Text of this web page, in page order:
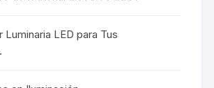
Luminaria LED para Tus